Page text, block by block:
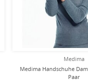
Medima
Medima Handschuhe
Paar